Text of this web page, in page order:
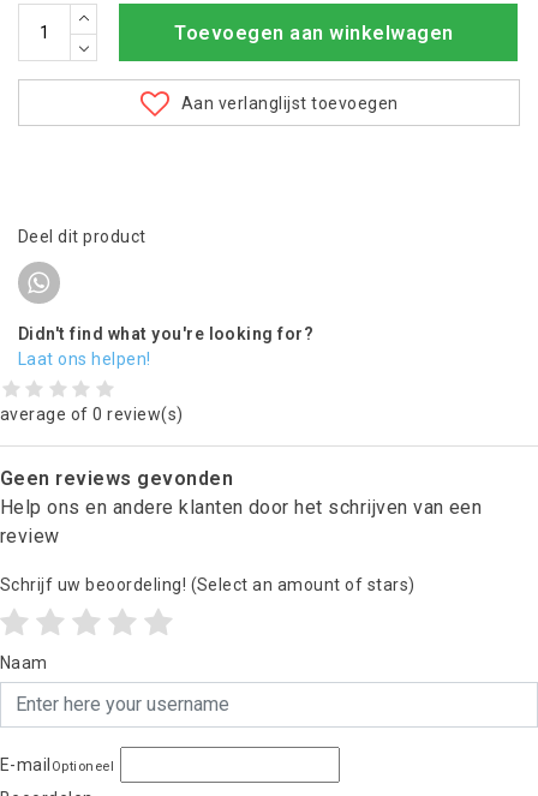
Toevoegen aan winkelwagen
Aan verlanglijst toevoegen
Deel dit product
Didn't find what you're looking for?
Laat ons helpen!
average of 0 review(s)
Geen reviews gevonden
Help ons en andere klanten door het schrijven van een
review
Schrijf uw beoordeling! (Select an amount of stars)
Naam
E-mail Optioneel